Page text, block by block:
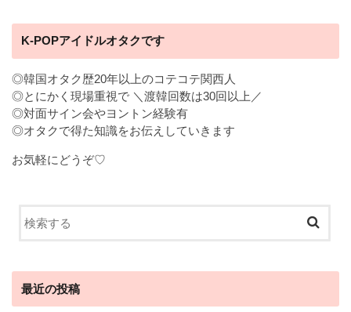
K-POPアイドルオタクです
◎韓国オタク歴20年以上のコテコテ関西人
◎とにかく現場重視で ＼渡韓回数は30回以上／
◎対面サイン会やヨントン経験有
◎オタクで得た知識をお伝えしていきます
お気軽にどうぞ♡
最近の投稿